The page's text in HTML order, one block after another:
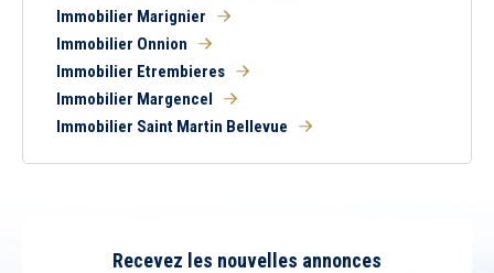
Immobilier Marignier
Immobilier Onnion
Immobilier Etrembieres
Immobilier Margencel
Immobilier Saint Martin Bellevue
Recevez les nouvelles annonces